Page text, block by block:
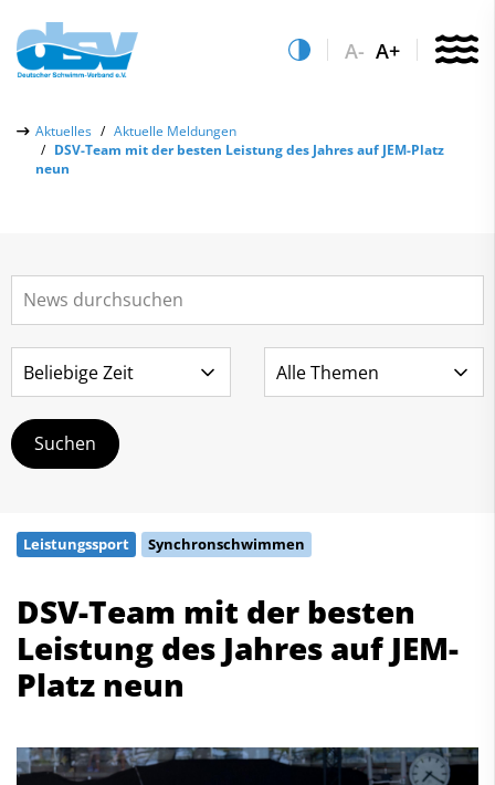
A- A+
Aktuelles
Aktuelle Meldungen
DSV-Team mit der besten Leistung des Jahres auf JEM-Platz
neun
Leistungssport Synchronschwimmen
DSV-Team mit der besten
Leistung des Jahres auf JEM-
Platz neun
Über uns
Aktuelles
Leistungs- & Wettkampfsport
Schwimmen lernen
Sportentwicklung
Service
Vereinsfinder
Lizenzwesen
Zentrale Hinweisstelle
Anti-Doping
Recht auf sicheren Schwimmsport
Abteilungen
Freiwasserschwimmen
Wasserball
Synchronschwimmen
Masterssport
Deutscher Schwimm-Verband e.V.
Korbacher Straße 93